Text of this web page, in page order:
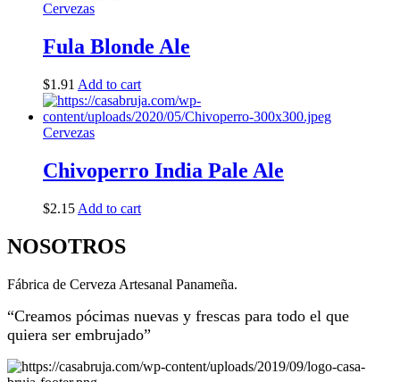
Cervezas
Fula Blonde Ale
$1.91 Add to cart
Cervezas
Chivoperro India Pale Ale
$2.15 Add to cart
NOSOTROS
Fábrica de Cerveza Artesanal Panameña.
“Creamos pócimas nuevas y frescas para todo el que
quiera ser embrujado”